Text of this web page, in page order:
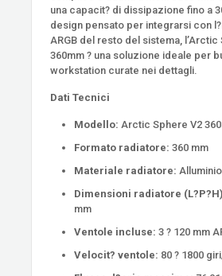
una capacit? di dissipazione fino a
design pensato per integrarsi con
ARGB del resto del sistema, l’Arctic
360mm ? una soluzione ideale per
workstation curate nei dettagli.
Dati Tecnici
Modello: Arctic Sphere V2
Formato radiatore: 360 mm
Materiale radiatore: Alluminio
Dimensioni radiatore
mm
Ventole incluse: 3 ? 120 mm
Velocit? ventole: 80 ? 1800